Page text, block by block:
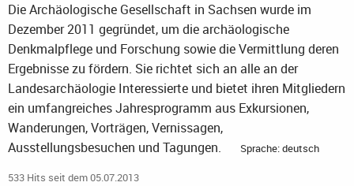
Die Archäologische Gesellschaft in Sachsen wurde im
Dezember 2011 gegründet, um die archäologische
Denkmalpflege und Forschung sowie die Vermittlung deren
Ergebnisse zu fördern. Sie richtet sich an alle an der
Landesarchäologie Interessierte und bietet ihren Mitgliedern
ein umfangreiches Jahresprogramm aus Exkursionen,
Wanderungen, Vorträgen, Vernissagen,
Ausstellungsbesuchen und Tagungen.
Sprache: deutsch
533 Hits seit dem 05.07.2013